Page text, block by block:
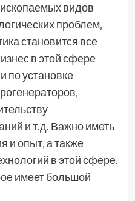
видов
проблем‚
становится все
в этой сфере
по установке
и т.д. Важно иметь
и опыт‚ а также
в этой сфере.
имеет большой